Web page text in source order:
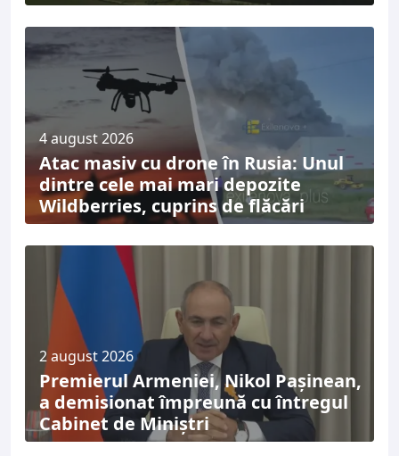
4 august 2026
Atac masiv cu drone în Rusia: Unul
dintre cele mai mari depozite
Wildberries, cuprins de flăcări
2 august 2026
Premierul Armeniei, Nikol Pașinean,
a demisionat împreună cu întregul
Cabinet de Miniștri